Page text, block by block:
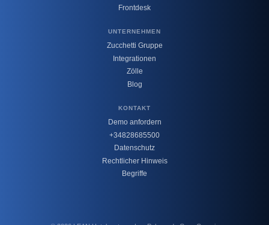
Frontdesk
UNTERNEHMEN
Zucchetti Gruppe
Integrationen
Zölle
Blog
KONTAKT
Demo anfordern
+34828685500
Datenschutz
Rechtlicher Hinweis
Begriffe